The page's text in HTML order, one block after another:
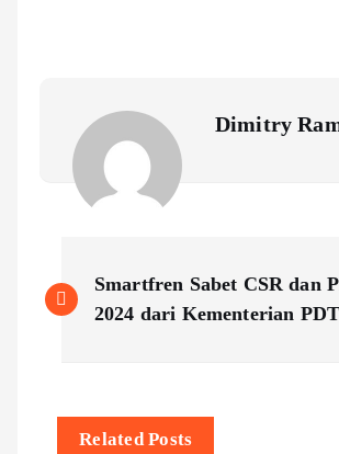
Dimitry
o
Smartfren Sabet CSR dan
2024 dari Kementerian
Related Posts